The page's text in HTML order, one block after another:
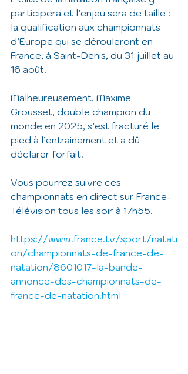
participera et l’enjeu sera de taille :
la qualification aux championnats
d’Europe qui se dérouleront en
France, à Saint-Denis, du 31 juillet au
16 août.
Malheureusement, Maxime
Grousset, double champion du
monde en 2025, s’est fracturé le
pied à l’entrainement et a dû
déclarer forfait.
Vous pourrez suivre ces
championnats en direct sur France-
Télévision tous les soir à 17h55.
https://www.france.tv/sport/natati
on/championnats-de-france-de-
natation/8601017-la-bande-
annonce-des-championnats-de-
france-de-natation.html